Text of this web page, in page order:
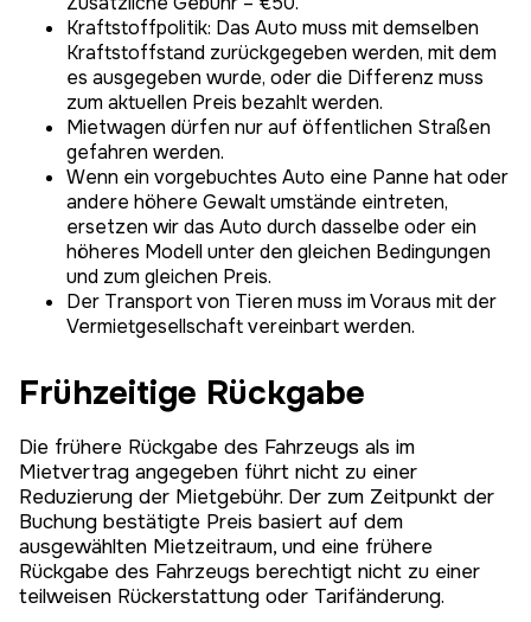
Kraftstoffpolitik: Das Auto muss mit demselben
Kraftstoffstand zurückgegeben werden, mit dem
es ausgegeben wurde, oder die Differenz muss
zum aktuellen Preis bezahlt werden.
Mietwagen dürfen nur auf öffentlichen Straßen
gefahren werden.
Wenn ein vorgebuchtes Auto eine Panne hat oder
andere höhere Gewalt umstände eintreten,
ersetzen wir das Auto durch dasselbe oder ein
höheres Modell unter den gleichen Bedingungen
und zum gleichen Preis.
Der Transport von Tieren muss im Voraus mit der
Vermietgesellschaft vereinbart werden.
Frühzeitige Rückgabe
Die frühere Rückgabe des Fahrzeugs als im
Mietvertrag angegeben führt nicht zu einer
Reduzierung der Mietgebühr. Der zum Zeitpunkt der
Buchung bestätigte Preis basiert auf dem
ausgewählten Mietzeitraum, und eine frühere
Rückgabe des Fahrzeugs berechtigt nicht zu einer
teilweisen Rückerstattung oder Tarifänderung.